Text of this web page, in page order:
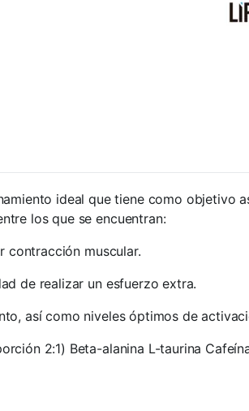
ideal que tiene como objetivo
los que se encuentran:
contracción muscular.
de realizar un esfuerzo extra.
así como niveles óptimos de
2:1) Beta-alanina L-taurina